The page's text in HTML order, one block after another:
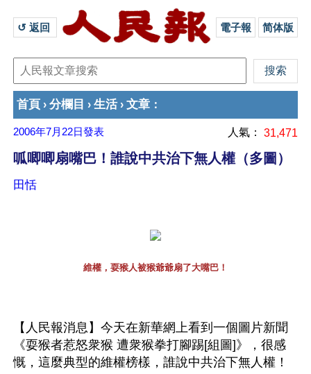
↺ 返回 電子報 简体版
首頁 › 分欄目 › 生活 › 文章 ：
2006年7月22日發表 人氣： 31,471
呱唧唧扇嘴巴！誰說中共治下無人權（多圖）
田恬
維權，耍猴人被猴爺爺扇了大嘴巴！
【人民報消息】今天在新華網上看到一個圖片新聞
《耍猴者惹怒衆猴 遭衆猴拳打腳踢[組圖]》，很感
慨，這麼典型的維權榜樣，誰說中共治下無人權！